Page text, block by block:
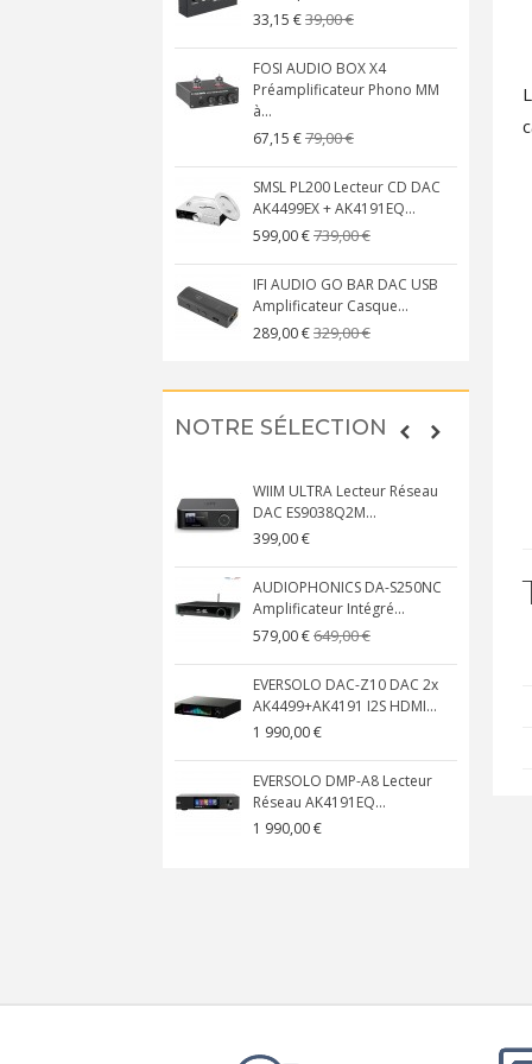
33,15 €39,00 €
FOSI AUDIO BOX X4
Préamplificateur Phono MM
à...
67,15 €79,00 €
SMSL PL200 Lecteur CD DAC
AK4499EX + AK4191EQ...
599,00 €739,00 €
IFI AUDIO GO BAR DAC USB
Amplificateur Casque...
289,00 €329,00 €
NOTRE SÉLECTION
WIIM ULTRA Lecteur Réseau
DAC ES9038Q2M...
399,00 €
AUDIOPHONICS DA-S250NC
Amplificateur Intégré...
579,00 €649,00 €
EVERSOLO DAC-Z10 DAC 2x
AK4499+AK4191 I2S HDMI...
1 990,00 €
EVERSOLO DMP-A8 Lecteur
Réseau AK4191EQ...
1 990,00 €